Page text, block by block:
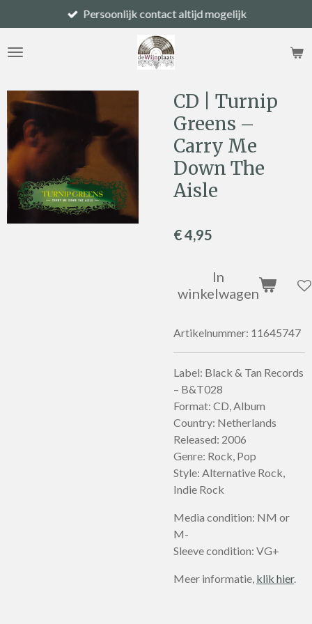
direct
naar
Persoonlijk contact altijd mogelijk
CD | Turnip
Greens –
Carry Me
Down The
Aisle
€ 4,95
In
winkelwagen
Artikelnummer: 11645747
Label: Black & Tan Records
– B&T028
Format: CD, Album
Country: Netherlands
Released: 2006
Genre: Rock, Pop
Style: Alternative Rock,
Indie Rock
Media condition: NM or
M-
Sleeve condition: VG+
Meer informatie, klik hier.